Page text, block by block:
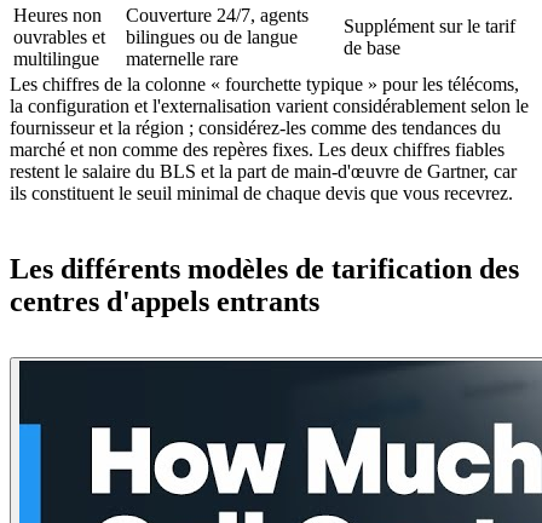
Heures non
ouvrables et
multilingue
Couverture 24/7, agents
bilingues ou de langue
maternelle rare
Supplément sur le tarif
de base
Les chiffres de la colonne « fourchette typique » pour les télécoms,
la configuration et l'externalisation varient considérablement selon le
fournisseur et la région ; considérez-les comme des tendances du
marché et non comme des repères fixes. Les deux chiffres fiables
restent le salaire du BLS et la part de main-d'œuvre de Gartner, car
ils constituent le seuil minimal de chaque devis que vous recevrez.
Les différents modèles de tarification des
centres d'appels entrants